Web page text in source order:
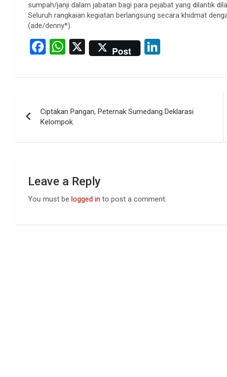
sumpah/janji dalam jabatan bagi para pejabat yang dilantik
Seluruh rangkaian kegiatan berlangsung secara khidmat
(ade/denny*).
F
ce
o
o
k
W
at
A
p
p
X Post
ke
n
navigation
Ciptakan Pangan, Peternak Sumedang Deklarasi
Kelompok.
Leave a Reply
You must be logged in to post a comment.